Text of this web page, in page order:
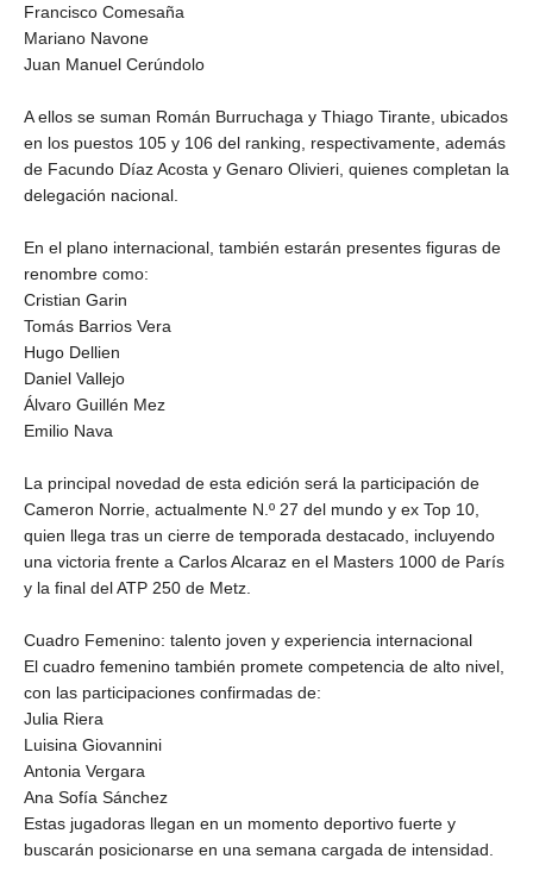
Francisco Comesaña
Mariano Navone
Juan Manuel Cerúndolo
A ellos se suman Román Burruchaga y Thiago Tirante, ubicados
en los puestos 105 y 106 del ranking, respectivamente, además
de Facundo Díaz Acosta y Genaro Olivieri, quienes completan la
delegación nacional.
En el plano internacional, también estarán presentes figuras de
renombre como:
Cristian Garin
Tomás Barrios Vera
Hugo Dellien
Daniel Vallejo
Álvaro Guillén Mez
Emilio Nava
La principal novedad de esta edición será la participación de
Cameron Norrie, actualmente N.º 27 del mundo y ex Top 10,
quien llega tras un cierre de temporada destacado, incluyendo
una victoria frente a Carlos Alcaraz en el Masters 1000 de París
y la final del ATP 250 de Metz.
Cuadro Femenino: talento joven y experiencia internacional
El cuadro femenino también promete competencia de alto nivel,
con las participaciones confirmadas de:
Julia Riera
Luisina Giovannini
Antonia Vergara
Ana Sofía Sánchez
Estas jugadoras llegan en un momento deportivo fuerte y
buscarán posicionarse en una semana cargada de intensidad.